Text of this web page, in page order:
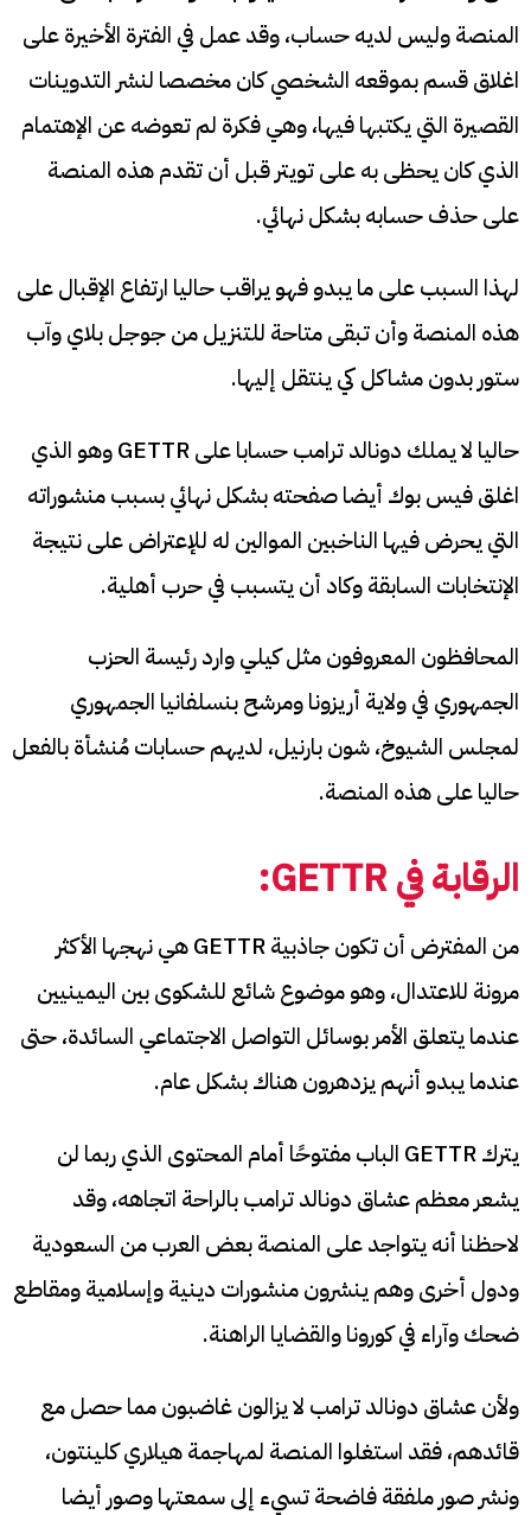
المنصة وليس لديه حساب، وقد عمل في الفترة الأخيرة على
اغلاق قسم بموقعه الشخصي كان مخصصا لنشر التدوينات
القصيرة التي يكتبها فيها، وهي فكرة لم تعوضه عن الإهتمام
الذي كان يحظى به على تويتر قبل أن تقدم هذه المنصة
على حذف حسابه بشكل نهائي.
لهذا السبب على ما يبدو فهو يراقب حاليا ارتفاع الإقبال على
هذه المنصة وأن تبقى متاحة للتنزيل من جوجل بلاي وآب
ستور بدون مشاكل كي ينتقل إليها.
حاليا لا يملك دونالد ترامب حسابا على GETTR وهو الذي
اغلق فيس بوك أيضا صفحته بشكل نهائي بسبب منشوراته
التي يحرض فيها الناخبين الموالين له للإعتراض على نتيجة
الإنتخابات السابقة وكاد أن يتسبب في حرب أهلية.
المحافظون المعروفون مثل كيلي وارد رئيسة الحزب
الجمهوري في ولاية أريزونا ومرشح بنسلفانيا الجمهوري
لمجلس الشيوخ، شون بارنيل، لديهم حسابات مُنشأة بالفعل
حاليا على هذه المنصة.
الرقابة فيGETTR
:
من المفترض أن تكون جاذبية GETTR هي نهجها الأكثر
مرونة للاعتدال، وهو موضوع شائع للشكوى بين اليمينيين
عندما يتعلق الأمر بوسائل التواصل الاجتماعي السائدة، حتى
عندما يبدو أنهم يزدهرون هناك بشكل عام.
يترك GETTR الباب مفتوحًا أمام المحتوى الذي ربما لن
يشعر معظم عشاق دونالد ترامب بالراحة اتجاهه، وقد
لاحظنا أنه يتواجد على المنصة بعض العرب من السعودية
ودول أخرى وهم ينشرون منشورات دينية وإسلامية ومقاطع
ضحك وآراء في كورونا والقضايا الراهنة.
ولأن عشاق دونالد ترامب لا يزالون غاضبون مما حصل مع
قائدهم، فقد استغلوا المنصة لمهاجمة هيلاري كلينتون،
ونشر صور ملفقة فاضحة تسيء إلى سمعتها وصور أيضا